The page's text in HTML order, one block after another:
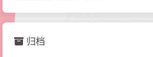
归档